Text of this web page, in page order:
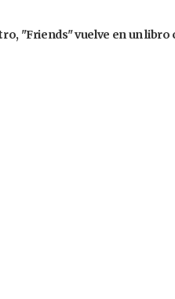
"Friends" vuelve en un